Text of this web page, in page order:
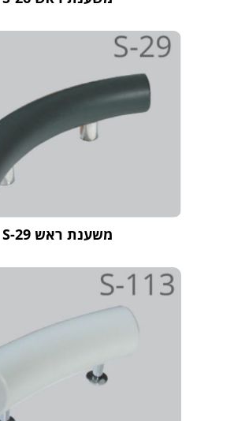
משענת ראש S-29